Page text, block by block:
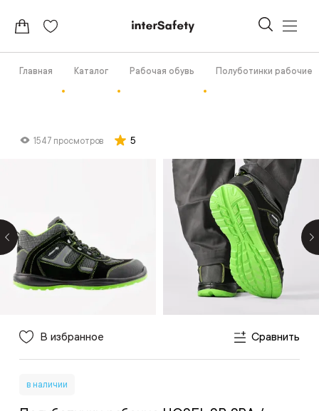
Главная Каталог Рабочая обувь Полуботинки рабочие
1547 просмотров 5
В избранное Сравнить
в наличии